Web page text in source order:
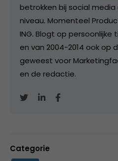
betrokken bij social
niveau. Momenteel
ING. Blogt op
en van 2004-2014 ook
geweest voor
en de redactie.
Categorie